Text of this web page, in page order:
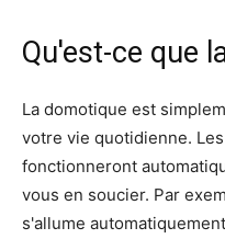
Qu'est-ce que
La domotique est
votre vie quotidienne.
fonctionneront
vous en soucier. Par
s'allume